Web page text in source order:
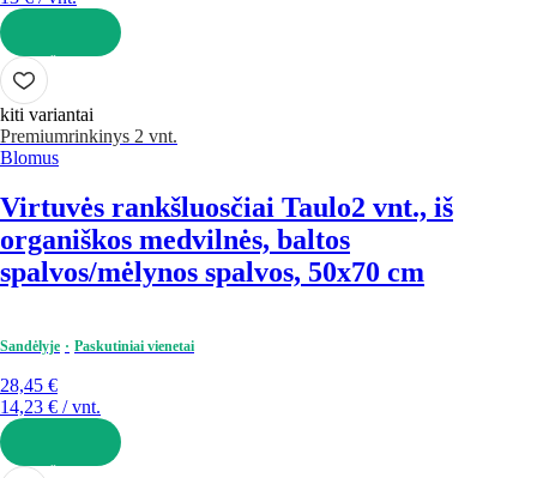
Į KREPŠELĮ
kiti variantai
Premiumrinkinys 2 vnt.
Blomus
Virtuvės rankšluosčiai Taulo2 vnt., iš
organiškos medvilnės, baltos
spalvos/mėlynos spalvos, 50x70 cm
Sandėlyje Paskutiniai vienetai
28,45 €
14,23 € / vnt.